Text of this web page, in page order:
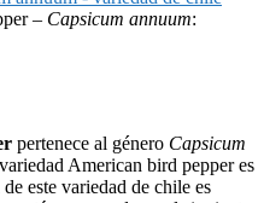
– Capsicum annuum:
pertenece al género Capsicum
American bird pepper es
este variedad de chile es